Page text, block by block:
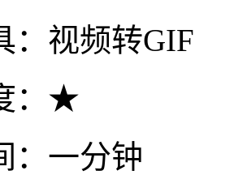
：视频转GIF
：★
：一分钟